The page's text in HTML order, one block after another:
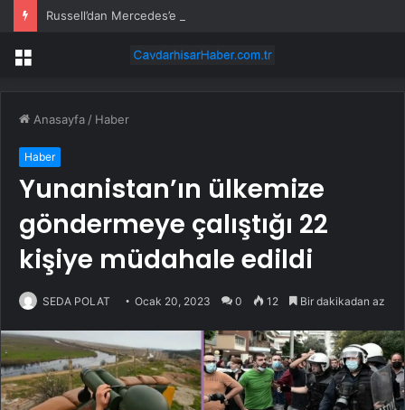
Russell’dan Mercedes’e Sert Tepki: ‘Kabul Edilemez’
Menü
Anasayfa / Haber
Haber
Yunanistan’ın ülkemize
göndermeye çalıştığı 22
kişiye müdahale edildi
SEDA POLAT Ocak 20, 2023 0 12 Bir dakikadan az